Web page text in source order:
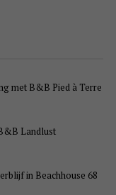
met B&B Pied à Terre
Landlust
in Beachhouse 68